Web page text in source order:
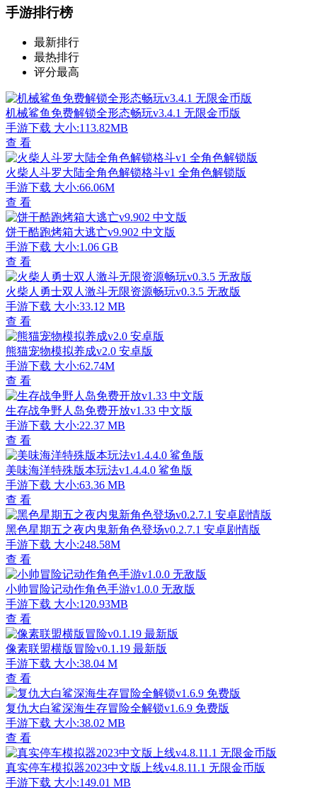
手游排行榜
最新排行
最热排行
评分最高
机械鲨鱼免费解锁全形态畅玩v3.4.1 无限金币版
手游下载 大小:113.82MB
查 看
火柴人斗罗大陆全角色解锁格斗v1 全角色解锁版
手游下载 大小:66.06M
查 看
饼干酷跑烤箱大逃亡v9.902 中文版
手游下载 大小:1.06 GB
查 看
火柴人勇士双人激斗无限资源畅玩v0.3.5 无敌版
手游下载 大小:33.12 MB
查 看
熊猫宠物模拟养成v2.0 安卓版
手游下载 大小:62.74M
查 看
生存战争野人岛免费开放v1.33 中文版
手游下载 大小:22.37 MB
查 看
美味海洋特殊版本玩法v1.4.4.0 鲨鱼版
手游下载 大小:63.36 MB
查 看
黑色星期五之夜内鬼新角色登场v0.2.7.1 安卓剧情版
手游下载 大小:248.58M
查 看
小帅冒险记动作角色手游v1.0.0 无敌版
手游下载 大小:120.93MB
查 看
像素联盟横版冒险v0.1.19 最新版
手游下载 大小:38.04 M
查 看
复仇大白鲨深海生存冒险全解锁v1.6.9 免费版
手游下载 大小:38.02 MB
查 看
真实停车模拟器2023中文版上线v4.8.11.1 无限金币版
手游下载 大小:149.01 MB